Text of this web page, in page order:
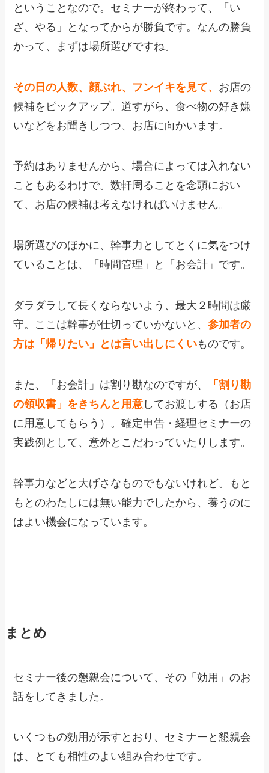
ということなので。セミナーが終わって、「い
ざ、やる」となってからが勝負です。なんの勝負
かって、まずは場所選びですね。
その日の人数、顔ぶれ、フンイキを見て、 お店の
候補をピックアップ。道すがら、食べ物の好き嫌
いなどをお聞きしつつ、お店に向かいます。
予約はありませんから、場合によっては入れない
こともあるわけで。数軒周ることを念頭におい
て、お店の候補は考えなければいけません。
場所選びのほかに、幹事力としてとくに気をつけ
ていることは、「時間管理」と「お会計」です。
ダラダラして長くならないよう、最大２時間は厳
守。ここは幹事が仕切っていかないと、参加者の
方は「帰りたい」とは言い出しにくいものです。
また、「お会計」は割り勘なのですが、 「割り勘
の領収書」をきちんと用意 してお渡しする（お店
に用意してもらう）。確定申告・経理セミナーの
実践例として、意外とこだわっていたりします。
幹事力などと大げさなものでもないけれど。もと
もとのわたしには無い能力でしたから、養うのに
はよい機会になっています。
まとめ
セミナー後の懇親会について、その「効用」のお
話をしてきました。
いくつもの効用が示すとおり、セミナーと懇親会
は、とても相性のよい組み合わせです。